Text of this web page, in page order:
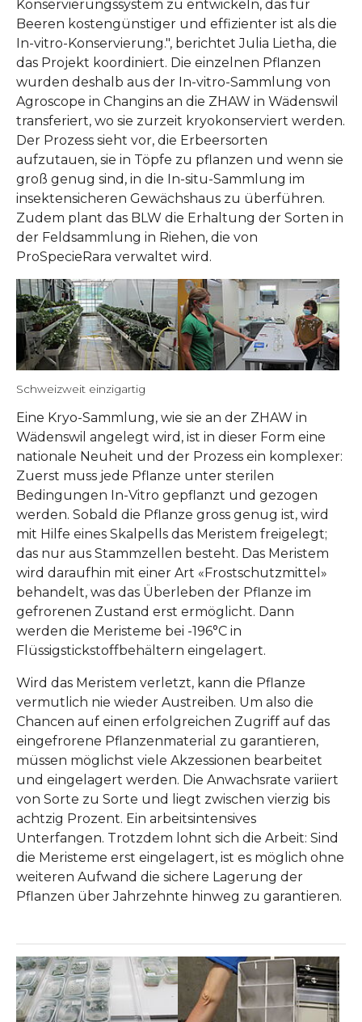
Konservierungssystem zu entwickeln, das für
Beeren kostengünstiger und effizienter ist als die
In-vitro-Konservierung.", berichtet Julia Lietha, die
das Projekt koordiniert. Die einzelnen Pflanzen
wurden deshalb aus der In-vitro-Sammlung von
Agroscope in Changins an die ZHAW in Wädenswil
transferiert, wo sie zurzeit kryokonserviert werden.
Der Prozess sieht vor, die Erbeersorten
aufzutauen, sie in Töpfe zu pflanzen und wenn sie
groß genug sind, in die In-situ-Sammlung im
insektensicheren Gewächshaus zu überführen.
Zudem plant das BLW die Erhaltung der Sorten in
der Feldsammlung in Riehen, die von
ProSpecieRara verwaltet wird.
Show larger version Show larger version
Schweizweit einzigartig
Eine Kryo-Sammlung, wie sie an der ZHAW in
Wädenswil angelegt wird, ist in dieser Form eine
nationale Neuheit und der Prozess ein komplexer:
Zuerst muss jede Pflanze unter sterilen
Bedingungen In-Vitro gepflanzt und gezogen
werden. Sobald die Pflanze gross genug ist, wird
mit Hilfe eines Skalpells das Meristem freigelegt;
das nur aus Stammzellen besteht. Das Meristem
wird daraufhin mit einer Art «Frostschutzmittel»
behandelt, was das Überleben der Pflanze im
gefrorenen Zustand erst ermöglicht. Dann
werden die Meristeme bei -196°C in
Flüssigstickstoffbehältern eingelagert.
Wird das Meristem verletzt, kann die Pflanze
vermutlich nie wieder Austreiben. Um also die
Chancen auf einen erfolgreichen Zugriff auf das
eingefrorene Pflanzenmaterial zu garantieren,
müssen möglichst viele Akzessionen bearbeitet
und eingelagert werden. Die Anwachsrate variiert
von Sorte zu Sorte und liegt zwischen vierzig bis
achtzig Prozent. Ein arbeitsintensives
Unterfangen. Trotzdem lohnt sich die Arbeit: Sind
die Meristeme erst eingelagert, ist es möglich ohne
weiteren Aufwand die sichere Lagerung der
Pflanzen über Jahrzehnte hinweg zu garantieren.
Show larger version Show larger version